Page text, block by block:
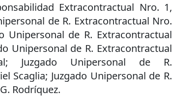
Extracontractual Nro. 1,
de R. Extracontractual Nro.
Unipersonal de R. Extracontractual
Unipersonal de R. Extracontractual
Juzgado Unipersonal de R.
Scaglia; Juzgado Unipersonal de R.
Rodríquez.